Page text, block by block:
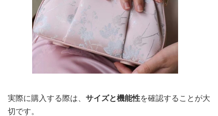
実際に購入する際は、 サイズと機能性を確認することが大
切です。